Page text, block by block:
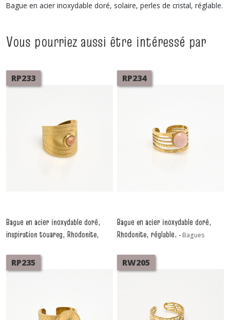
Bague en acier inoxydable doré, solaire, perles de cristal, réglable.
Vous pourriez aussi être intéressé par
RP233
Bague en acier inoxydable doré,
inspiration touareg, Rhodonite,
RP234
Bague en acier inoxydable doré,
Rhodonite, réglable. -Bagues
RP235 RW205